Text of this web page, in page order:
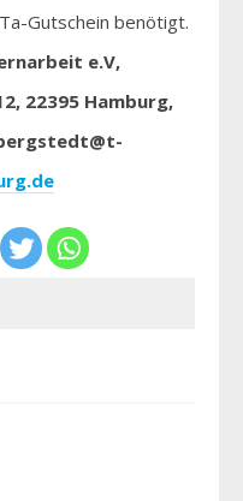
Gutschein benötigt.
e.V,
22395 Hamburg,